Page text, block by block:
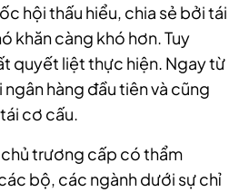
hội thấu hiểu, chia sẻ bởi tái
khăn càng khó hơn. Tuy
quyết liệt thực hiện. Ngay từ
hàng đầu tiên và cũng
cơ cấu.
chủ trương cấp có thẩm
bộ, các ngành dưới sự chỉ